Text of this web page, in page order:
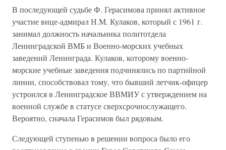
В последующей судьбе Ф. Герасимова принял активное
участие вице-адмирал Н.М. Кулаков, который с 1961 г.
занимал должность начальника политотдела
Ленинградской ВМБ и Военно-морских учебных
заведений Ленинграда. Кулаков, которому военно-
морские учебные заведения подчинялись по партийной
линии, способствовал тому, что бывший летчик-офицер
устроился в Ленинградское ВВМИУ с утверждением на
военной службе в статусе сверхсрочнослужащего.
Вероятно, сначала Герасимов был рядовым.
Следующей ступенью в решении вопроса было его